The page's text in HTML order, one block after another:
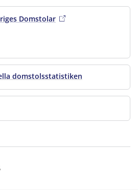
Domstolar , extern länk
domstolsstatistiken